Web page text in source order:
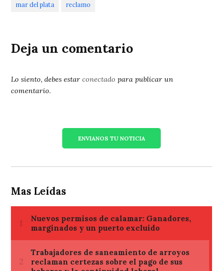
mar del plata reclamo
Deja un comentario
Lo siento, debes estarconectado para publicar un
comentario.
ENVIANOS TU NOTICIA
Mas Leídas